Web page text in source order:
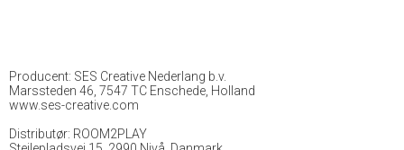
Producent: SES Creative Nederlang b.v.
Marssteden 46, 7547 TC Enschede, Holland
www.ses-creative.com
Distributør: ROOM2PLAY